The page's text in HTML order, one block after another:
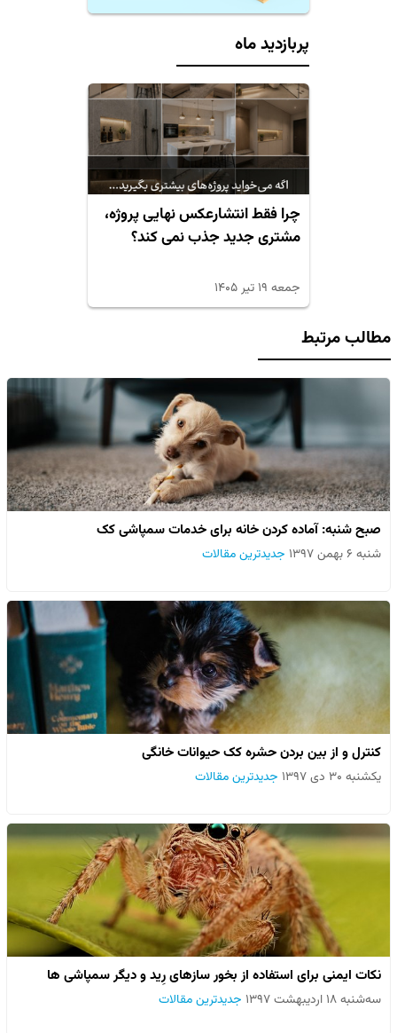
پربازدید ماه
چرا فقط انتشارعکس نهایی پروژه،
مشتری جدید جذب نمی کند؟
جمعه ۱۹ تیر ۱۴۰۵
مطالب مرتبط
صبح شنبه: آماده کردن خانه برای خدمات سمپاشی کک
شنبه ۶ بهمن ۱۳۹۷ جدیدترین مقالات
کنترل و از بین بردن حشره کک حیوانات خانگی
یکشنبه ۳۰ دی ۱۳۹۷ جدیدترین مقالات
نکات ایمنی برای استفاده از بخور سازهای رِید و دیگر سمپاشی ها
سه‌شنبه ۱۸ اردیبهشت ۱۳۹۷ جدیدترین مقالات